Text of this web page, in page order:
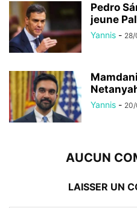
Pedro
jeune
Yannis -
Yannis -
AUCUN
LAISSER UN